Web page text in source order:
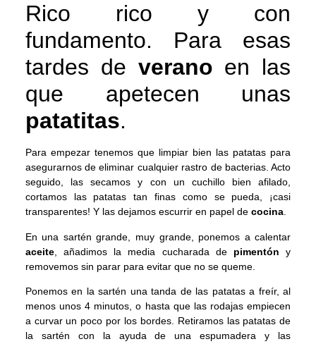
Rico rico y con
fundamento. Para esas
tardes de verano en las
que apetecen unas
patatitas.
Para empezar tenemos que limpiar bien las patatas para
asegurarnos de eliminar cualquier rastro de bacterias. Acto
seguido, las secamos y con un cuchillo bien afilado,
cortamos las patatas tan finas como se pueda, ¡casi
transparentes! Y las dejamos escurrir en papel de cocina.
En una sartén grande, muy grande, ponemos a calentar
aceite, añadimos la media cucharada de pimentón y
removemos sin parar para evitar que no se queme.
Ponemos en la sartén una tanda de las patatas a freír, al
menos unos 4 minutos, o hasta que las rodajas empiecen
a curvar un poco por los bordes. Retiramos las patatas de
la sartén con la ayuda de una espumadera y las